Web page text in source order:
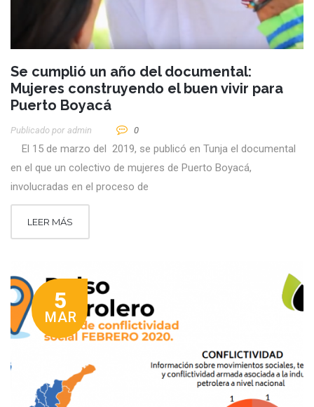
Se cumplió un año del documental:
Mujeres construyendo el buen vivir para
Puerto Boyacá
Publicado por Admin 0
El 15 de marzo del 2019, se publicó en Tunja el documental
en el que un colectivo de mujeres de Puerto Boyacá,
involucradas en el proceso de
LEER MÁS
5
MAR